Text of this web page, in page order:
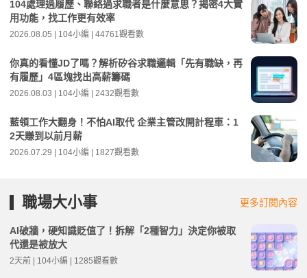
104處理過履歷、聯絡過求職者是什麼意思？揭密4大實
用功能，找工作更有效率
2026.08.05 | 104小編 | 44761觀看數
你真的看懂JD了嗎？解析矽谷求職邏輯「先有職缺，再
有履歷」4區塊找出高薪籌碼
2026.08.03 | 104小編 | 2432觀看數
藍領工作大翻身！不怕AI取代 企業主管改開計程車：1
2天賺到以前月薪
2026.07.29 | 104小編 | 1827觀看數
職場大小事 更多訂閱內容
AI破牆，硬知識貶值了！拆解「2種智力」決定你被取
代還是被放大
2天前 | 104小編 | 1285觀看數